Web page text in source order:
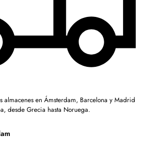
almacenes en Ámsterdam, Barcelona y Madrid
desde Grecia hasta Noruega.